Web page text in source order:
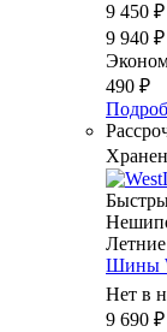
9 450 ₽
9 940 ₽
490 ₽
Летние
Шины
Нет в
9 690 ₽